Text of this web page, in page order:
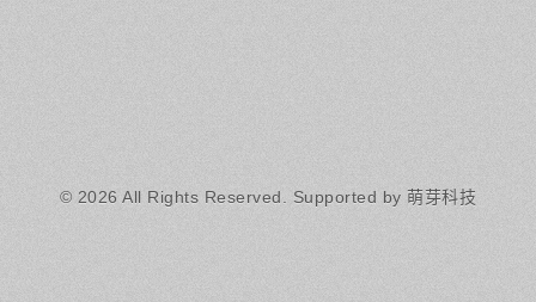
© 2026 All Rights Reserved. Supported by 萌芽科技